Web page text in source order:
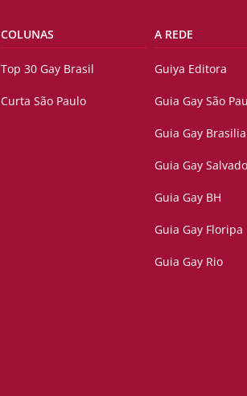
COLUNAS
Top 30 Gay Brasil
Curta São Paulo
A REDE
Guiya Editora
Guia Gay São
Guia Gay Brasilia
Guia Gay
Guia Gay BH
Guia Gay Floripa
Guia Gay Rio